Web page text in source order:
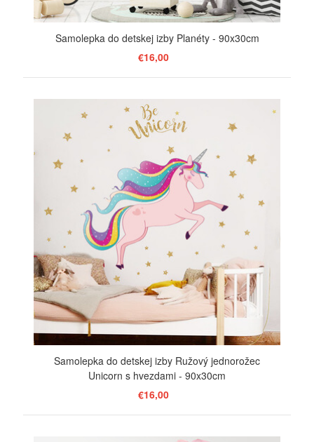
Samolepka do detskej izby Planéty - 90x30cm
€16,00
ZOBRAZIŤ
Samolepka do detskej izby Ružový jednorožec
Unicorn s hvezdami - 90x30cm
€16,00
ZOBRAZIŤ